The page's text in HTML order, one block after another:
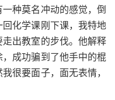
一种莫名冲动的感觉，倒
化学课刚下课，我特地
出教室的步伐。他解释
成功骗到了他手中的棍
很要面子，面无表情，